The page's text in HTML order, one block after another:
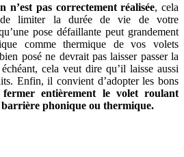
n’est pas correctement réalisée, cela
de limiter la durée de vie de votre
pose défaillante peut grandement
comme thermique de vos volets
posé ne devrait pas laisser passer la
cela veut dire qu’il laisse aussi
Enfin, il convient d’adopter les bons
fermer entièrement le volet roulant
phonique ou thermique.